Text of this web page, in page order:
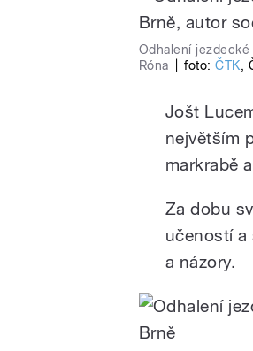
Odhalení
Róna
foto:ČTK,
Jošt
největším
markrabě
Za dobu
učeností a
a názory.